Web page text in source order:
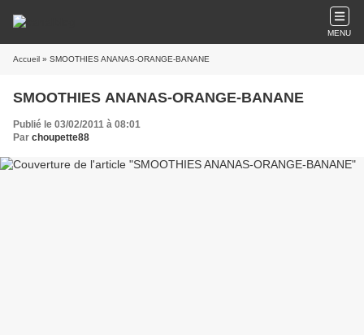
MENU
Accueil » SMOOTHIES ANANAS-ORANGE-BANANE
SMOOTHIES ANANAS-ORANGE-BANANE
Publié le 03/02/2011 à 08:01
Par choupette88